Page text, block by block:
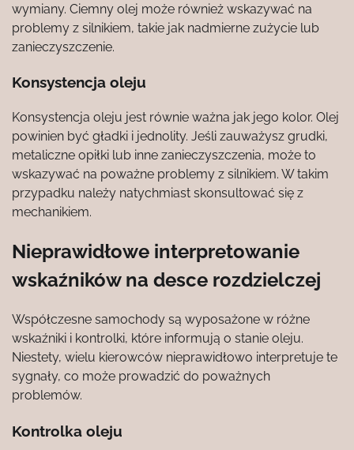
wymiany. Ciemny olej może również wskazywać na
problemy z silnikiem, takie jak nadmierne zużycie lub
zanieczyszczenie.
Konsystencja oleju
Konsystencja oleju jest równie ważna jak jego kolor. Olej
powinien być gładki i jednolity. Jeśli zauważysz grudki,
metaliczne opiłki lub inne zanieczyszczenia, może to
wskazywać na poważne problemy z silnikiem. W takim
przypadku należy natychmiast skonsultować się z
mechanikiem.
Nieprawidłowe interpretowanie
wskaźników na desce rozdzielczej
Współczesne samochody są wyposażone w różne
wskaźniki i kontrolki, które informują o stanie oleju.
Niestety, wielu kierowców nieprawidłowo interpretuje te
sygnały, co może prowadzić do poważnych
problemów.
Kontrolka oleju